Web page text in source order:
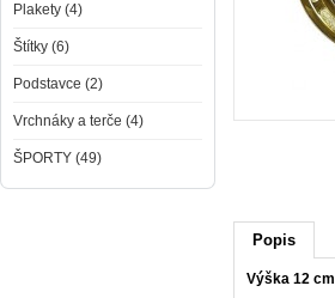
Plakety (4)
Štítky (6)
Podstavce (2)
Vrchnáky a terče (4)
ŠPORTY (49)
Popis
Výška 12 cm